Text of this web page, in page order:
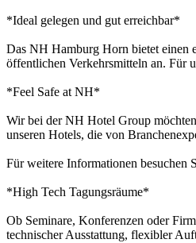
*Ideal gelegen und gut erreichbar*
Das NH Hamburg Horn bietet einen
öffentlichen Verkehrsmitteln an. Für
*Feel Safe at NH*
Wir bei der NH Hotel Group
unseren Hotels, die von
Für weitere Informationen besuchen
*High Tech Tagungsräume*
Ob Seminare, Konferenzen oder
technischer Ausstattung, flexibler